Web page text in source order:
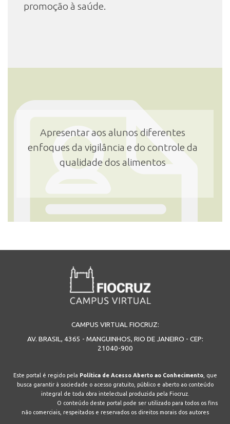
promoção à saúde.
Apresentar aos alunos diferentes
enfoques da vigilância e do controle da
qualidade dos alimentos
CAMPUS VIRTUAL FIOCRUZ:
AV. BRASIL, 4365 - MANGUINHOS, RIO DE JANEIRO - CEP:
21040-900
Este portal é regido pela Política de Acesso Aberto ao Conhecimento, que
busca garantir à sociedade o acesso gratuito, público e aberto ao conteúdo
integral de toda obra intelectual produzida pela Fiocruz.
O conteúdo deste portal pode ser utilizado para todos os fins
não comerciais, respeitados e reservados os direitos morais dos autores